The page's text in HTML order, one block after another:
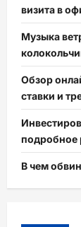
визита в
Музыка
Обзор
ставки и
подробное
В чем